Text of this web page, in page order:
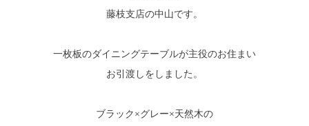
藤枝支店の中山です。
一枚板のダイニングテーブルが主役のお住まい
お引渡しをしました。
ブラック×グレー×天然木の